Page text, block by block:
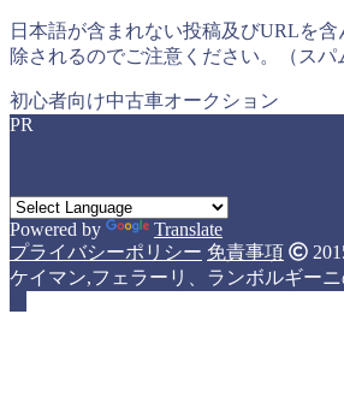
日本語が含まれない投稿及びURLを含
除されるのでご注意ください。（スパ
初心者向け中古車オークション
PR
Powered by
Translate
プライバシーポリシー 免責事項
ケイマン,フェラーリ、ランボルギー